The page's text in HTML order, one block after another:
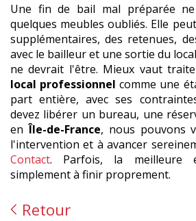
Une fin de bail mal préparée
quelques meubles oubliés. Elle
supplémentaires, des retenues,
avec le bailleur et une sortie du
ne devrait l'être. Mieux vaut
local professionnel comme une
part entière, avec ses
devez libérer un bureau, une
enÎle-de-France, nous pouvons
l'intervention et à avancer
Contact. Parfois, la meilleure
simplement à finir proprement.
Retour